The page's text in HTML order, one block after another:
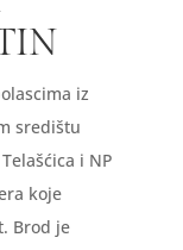
iz
središtu
i NP
koje
Brod je